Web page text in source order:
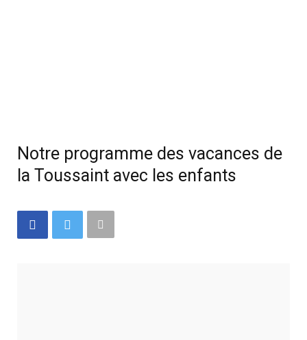
Notre programme des vacances de
la Toussaint avec les enfants